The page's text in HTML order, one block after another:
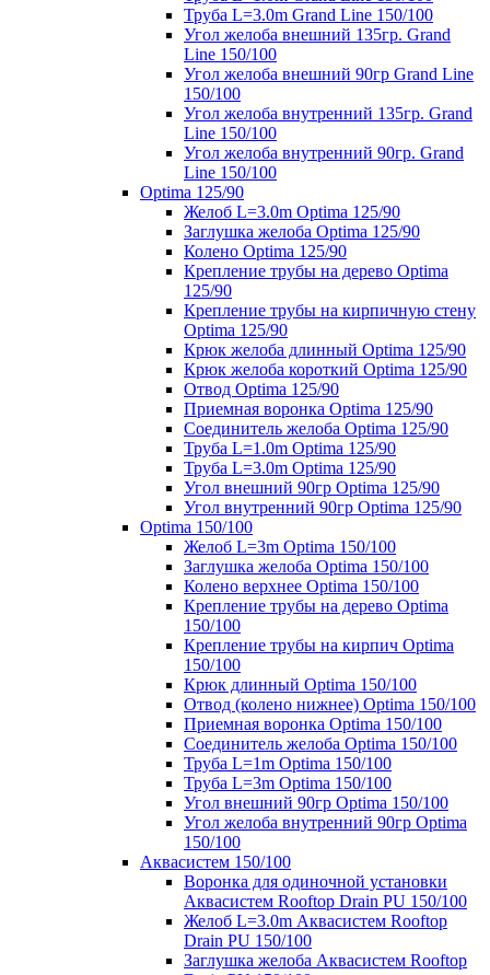
Труба L=3.0m Grand Line 150/100
Угол желоба внешний 135гр. Grand
Line 150/100
Угол желоба внешний 90гр Grand Line
150/100
Угол желоба внутренний 135гр. Grand
Line 150/100
Угол желоба внутренний 90гр. Grand
Line 150/100
Optima 125/90
Желоб L=3.0m Optima 125/90
Заглушка желоба Optima 125/90
Колено Optima 125/90
Крепление трубы на дерево Optima
125/90
Крепление трубы на кирпичную стену
Optima 125/90
Крюк желоба длинный Optima 125/90
Крюк желоба короткий Optima 125/90
Отвод Optima 125/90
Приемная воронка Optima 125/90
Соединитель желоба Optima 125/90
Труба L=1.0m Optima 125/90
Труба L=3.0m Optima 125/90
Угол внешний 90гр Optima 125/90
Угол внутренний 90гр Optima 125/90
Optima 150/100
Желоб L=3m Optima 150/100
Заглушка желоба Optima 150/100
Колено верхнее Optima 150/100
Крепление трубы на дерево Optima
150/100
Крепление трубы на кирпич Optima
150/100
Крюк длинный Optima 150/100
Отвод (колено нижнее) Optima 150/100
Приемная воронка Optima 150/100
Соединитель желоба Optima 150/100
Труба L=1m Optima 150/100
Труба L=3m Optima 150/100
Угол внешний 90гр Optima 150/100
Угол желоба внутренний 90гр Optima
150/100
Аквасистем 150/100
Воронка для одиночной установки
Аквасистем Rooftop Drain PU 150/100
Желоб L=3.0m Аквасистем Rooftop
Drain PU 150/100
Заглушка желоба Аквасистем Rooftop